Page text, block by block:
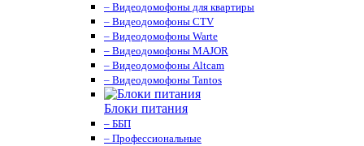
– Видеодомофоны для квартиры
– Видеодомофоны CTV
– Видеодомофоны Warte
– Видеодомофоны MAJOR
– Видеодомофоны Altcam
– Видеодомофоны Tantos
Блоки питания
– ББП
– Профессиональные